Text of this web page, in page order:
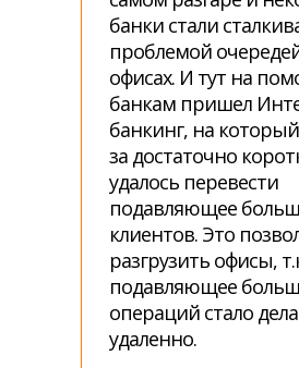
банки стали
проблемой
офисах. И тут на
банкам пришел
банкинг, на
за достаточно
удалось перевести
подавляющее
клиентов. Это
разгрузить офисы,
подавляющее
операций стало
удаленно.